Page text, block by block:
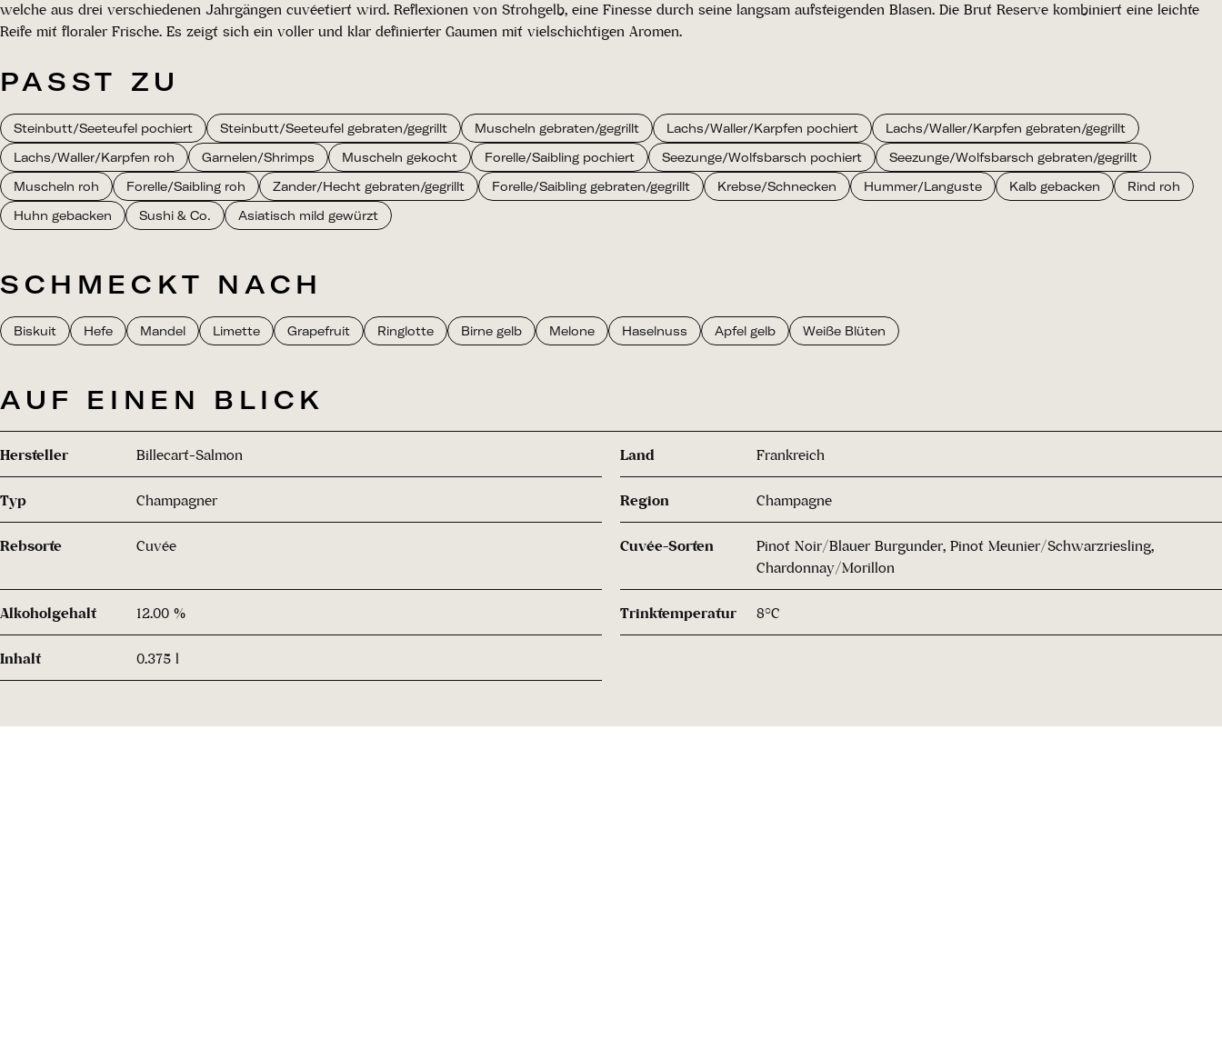
welche aus drei verschiedenen Jahrgängen cuvéetiert wird. Reflexionen von Strohgelb, eine Finesse durch seine langsam aufsteigenden Blasen. Die Brut Reserve kombiniert eine leichte
Reife mit floraler Frische. Es zeigt sich ein voller und klar definierter Gaumen mit vielschichtigen Aromen.
PASST ZU
Steinbutt/Seeteufel pochiert Steinbutt/Seeteufel gebraten/gegrillt Muscheln gebraten/gegrillt Lachs/Waller/Karpfen pochiert
Lachs/Waller/Karpfen gebraten/gegrillt
Lachs/Waller/Karpfen roh
Garnelen/Shrimps Muscheln gekocht Forelle/Saibling pochiert Seezunge/Wolfsbarsch pochiert
Seezunge/Wolfsbarsch gebraten/gegrillt
Muscheln roh
Forelle/Saibling roh Zander/Hecht gebraten/gegrillt Forelle/Saibling gebraten/gegrillt Krebse/Schnecken Hummer/Languste Kalb gebacken
Rind roh
Huhn gebacken
Sushi & Co. Asiatisch mild gewürzt
SCHMECKT NACH
Biskuit Hefe Mandel Limette Grapefruit Ringlotte Birne gelb Melone Haselnuss Apfel gelb Weiße Blüten
AUF EINEN BLICK
Hersteller Billecart-Salmon Land Frankreich
Typ Champagner Region Champagne
Rebsorte Cuvée Cuvée-Sorten
Pinot Noir/Blauer Burgunder, Pinot Meunier/Schwarzriesling,
Chardonnay/Morillon
Alkoholgehalt 12.00 % Trinktemperatur 8°C
Inhalt 0.375 l